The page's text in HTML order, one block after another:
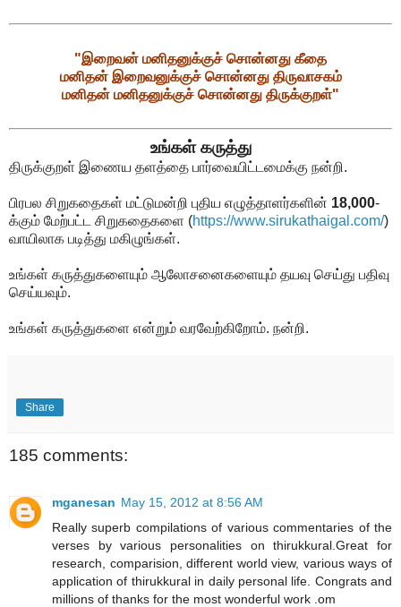
"இறைவன் மனிதனுக்குச் சொன்னது கீதை
மனிதன் இறைவனுக்குச் சொன்னது திருவாசகம்
மனிதன் மனிதனுக்குச் சொன்னது திருக்குறள்"
உங்கள் கருத்து
திருக்குறள் இணைய தளத்தை பார்வையிட்டமைக்கு நன்றி.
பிரபல சிறுகதைகள் மட்டுமன்றி புதிய எழுத்தாளர்களின் 18,000-
க்கும் மேற்பட்ட சிறுகதைகளை (https://www.sirukathaigal.com/)
வாயிலாக படித்து மகிழுங்கள்.
உங்கள் கருத்துகளையும் ஆலோசனைகளையும் தயவு செய்து பதிவு
செய்யவும்.
உங்கள் கருத்துகளை என்றும் வரவேற்கிறோம். நன்றி.
Share
185 comments:
mganesan May 15, 2012 at 8:56 AM
Really superb compilations of various commentaries of the
verses by various personalities on thirukkural.Great for
research, comparision, different world view, various ways of
application of thirukkural in daily personal life. Congrats and
millions of thanks for the most wonderful work .om